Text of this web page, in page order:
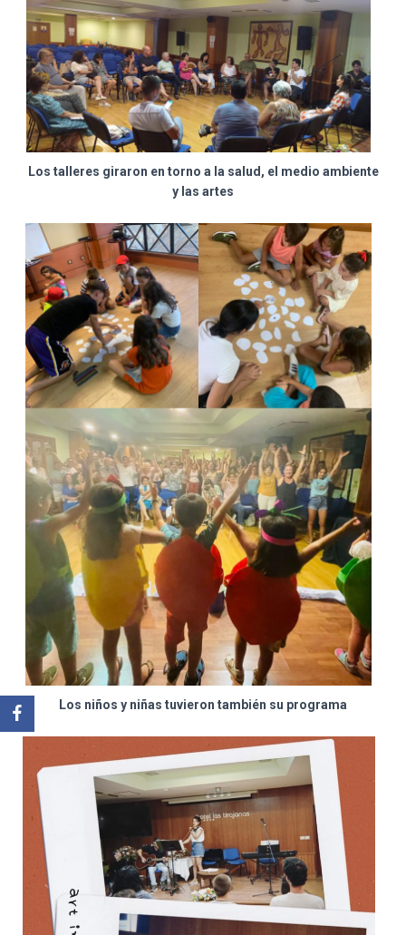
Los talleres giraron en torno a la salud, el medio ambiente
y las artes
Los niños y niñas tuvieron también su programa